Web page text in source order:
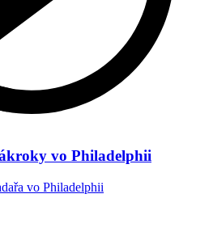
vo Philadelphii
vo Philadelphii